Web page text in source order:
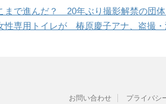
まで進んだ？ 20年ぶり撮影解禁の団
性専用トイレが 椿原慶子アナ、盗撮
お問い合わせ プライバシ